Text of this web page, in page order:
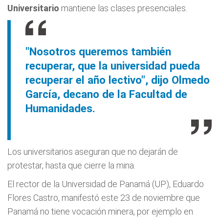
Universitario mantiene las clases presenciales.
"Nosotros queremos también
recuperar, que la universidad pueda
recuperar el año lectivo", dijo Olmedo
García, decano de la Facultad de
Humanidades.
Los universitarios aseguran que no dejarán de
protestar, hasta que cierre la mina.
El rector de la Universidad de Panamá (UP), Eduardo
Flores Castro, manifestó este 23 de noviembre que
Panamá no tiene vocación minera, por ejemplo en